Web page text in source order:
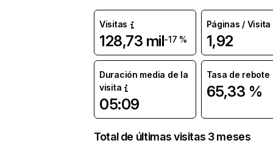
Visitas
128,73 mil-17 %
Páginas / Visita
1,92
Duración media de la
visita
05:09
Tasa de rebote
65,33 %
Total de últimas visitas 3 meses